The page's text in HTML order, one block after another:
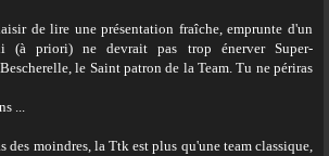
de lire une présentation fraîche, emprunte d'un
(à priori) ne devrait pas trop énerver Super-
le Saint patron de la Team. Tu ne périras
...
des moindres, la Ttk est plus qu'une team classique,